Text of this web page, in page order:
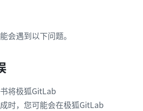
会遇到以下问题。
将极狐GitLab
时，您可能会在极狐GitLab